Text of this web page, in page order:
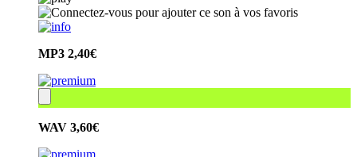
MP3 2,40€
WAV 3,60€